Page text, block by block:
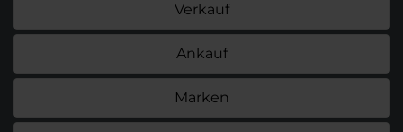
Verkauf
Ankauf
Marken